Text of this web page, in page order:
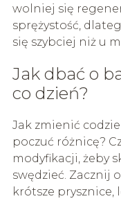
wolniej się
sprężystość,
się szybciej niż u
Jak dbać o
co dzień?
Jak zmienić
poczuć różnicę?
modyfikacji, żeby
swędzieć. Zacznij
krótsze